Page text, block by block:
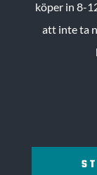
köper in 8-
att inte ta